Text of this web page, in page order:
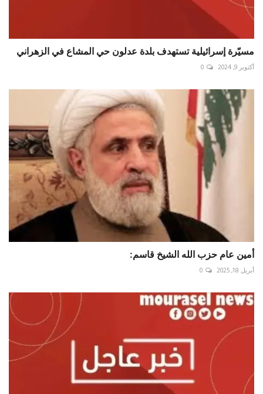
مسيّرة إسرائيلية تستهدف بلدة عدلون حي المشاع في الزهراني
أكتوبر 9, 2024 0
أمين عام حزب الله الشيخ قاسم:
أبريل 18, 2025 0